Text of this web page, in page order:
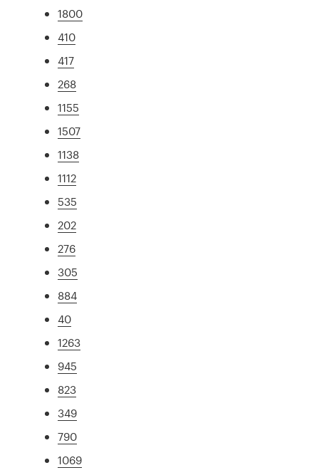
1800
410
417
268
1155
1507
1138
1112
535
202
276
305
884
40
1263
945
823
349
790
1069